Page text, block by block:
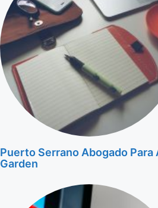
Puerto Serrano Abogado Para
Garden